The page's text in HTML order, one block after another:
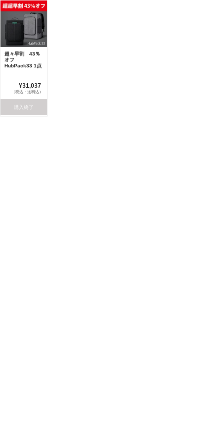
超々早割 43％
オフ
HubPack33 1点
¥31,037
（税込・送料込）
購入終了